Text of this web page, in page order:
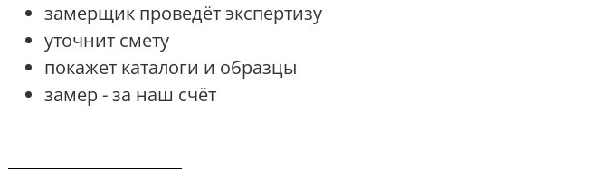
замерщик проведёт экспертизу
уточнит смету
покажет каталоги и образцы
замер - за наш счёт